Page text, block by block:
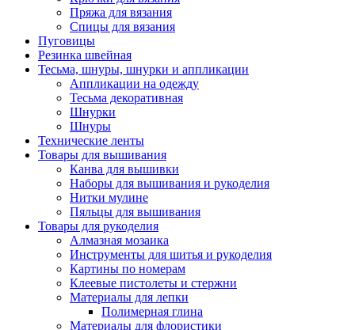
Пряжа для вязания
Спицы для вязания
Пуговицы
Резинка швейная
Тесьма, шнуры, шнурки и аппликации
Аппликации на одежду
Тесьма декоративная
Шнурки
Шнуры
Технические ленты
Товары для вышивания
Канва для вышивки
Наборы для вышивания и рукоделия
Нитки мулине
Пяльцы для вышивания
Товары для рукоделия
Алмазная мозаика
Инструменты для шитья и рукоделия
Картины по номерам
Клеевые пистолеты и стержни
Материалы для лепки
Полимерная глина
Материалы для флористики